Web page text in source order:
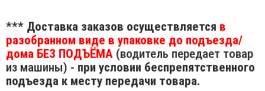
*** Доставка заказов осуществляется в
разобранном виде в упаковке до подъезда/
дома БЕЗ ПОДЪЁМА (водитель передает товар
из машины) - при условии беспрепятственного
подъезда к месту передачи товара.